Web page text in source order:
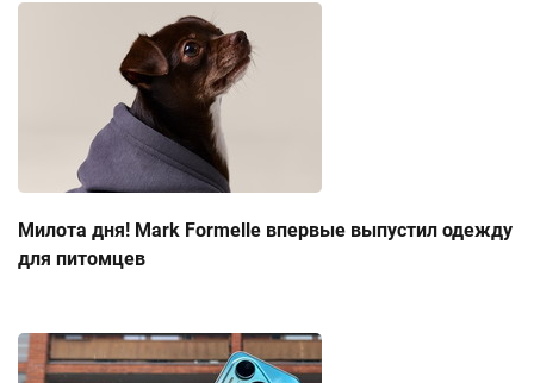
Милота дня! Mark Formelle впервые выпустил одежду
для питомцев